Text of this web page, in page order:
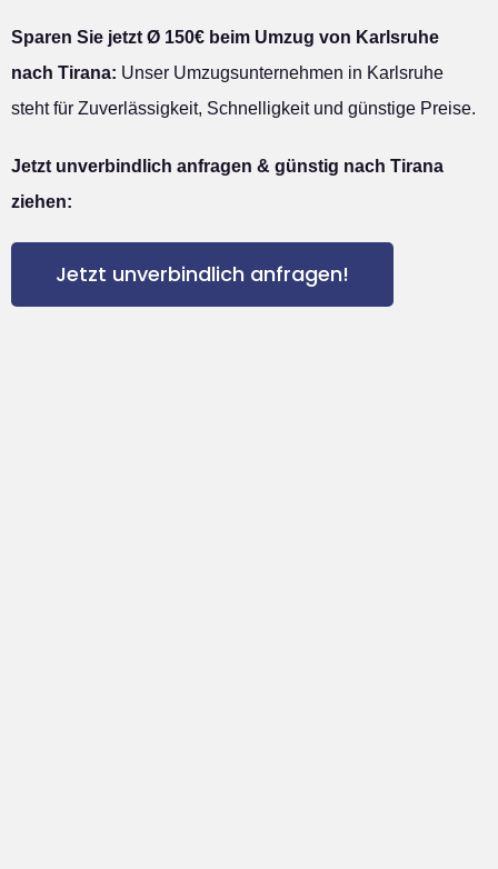
Sparen Sie jetzt Ø 150€ beim Umzug von Karlsruhe
nach Tirana: Unser Umzugsunternehmen in Karlsruhe
steht für Zuverlässigkeit, Schnelligkeit und günstige Preise.
Jetzt unverbindlich anfragen & günstig nach Tirana
ziehen:
Jetzt unverbindlich anfragen!